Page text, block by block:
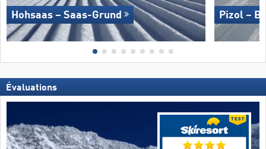
Hohsaas – Saas-Grund Pizol –
Évaluations